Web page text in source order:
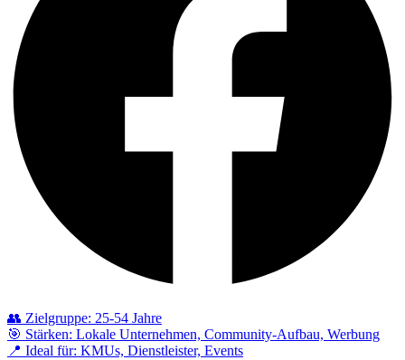
👥 Zielgruppe: 25-54 Jahre
🎯 Stärken: Lokale Unternehmen, Community-Aufbau, Werbung
📍 Ideal für: KMUs, Dienstleister, Events